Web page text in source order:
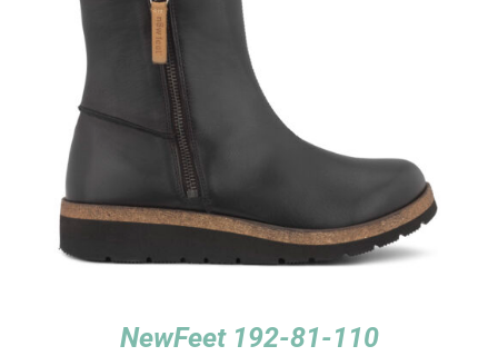
TUTUSTU TUOTTEESEEN
NewFeet 192-81-110